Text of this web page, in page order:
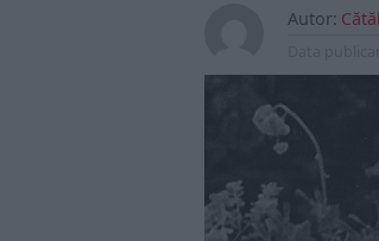
Autor: